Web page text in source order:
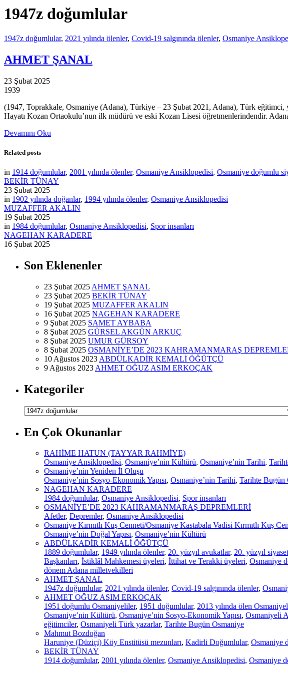
1947z doğumlular
1947z doğumlular, 2021 yılında ölenler, Covid-19 salgınında ölenler, Osmaniye
AHMET ŞANAL
23 Şubat 2025
1939
(1947, Toprakkale, Osmaniye (Adana), Türkiye – 23 Şubat 2021, Adana), Türk eğitimci,
Hayatı Kozan Ortaokulu’nun ilk müdürü ve eski Kozan Lisesi öğretmenlerindendir.
Devamını Oku
Related posts
in 1914 doğumlular, 2001 yılında ölenler, Osmaniye Ansiklopedisi, Osmaniye doğumlu
BEKİR TÜNAY
23 Şubat 2025
in 1902 yılında doğanlar, 1994 yılında ölenler, Osmaniye Ansiklopedisi
MUZAFFER AKALIN
19 Şubat 2025
in 1984 doğumlular, Osmaniye Ansiklopedisi, Spor insanları
NAGEHAN KARADERE
16 Şubat 2025
Son Eklenenler
23 Şubat 2025 AHMET ŞANAL
23 Şubat 2025 BEKİR TÜNAY
19 Şubat 2025 MUZAFFER AKALIN
16 Şubat 2025 NAGEHAN KARADERE
9 Şubat 2025 SAMET AYBABA
8 Şubat 2025 GÜRSEL AKGÜN ARKUÇ
8 Şubat 2025 UMUR GÜRSOY
8 Şubat 2025 OSMANİYE’DE 2023 KAHRAMANMARAŞ
10 Ağustos 2023 ABDÜLKADİR KEMALİ ÖĞÜTÇÜ
9 Ağustos 2023 AHMET OĞUZ ASIM ERKOÇAK
Kategoriler
Kategoriler
En Çok Okunanlar
RAHİME HATUN (TAYYAR RAHMİYE)
Osmaniye Ansiklopedisi, Osmaniye’nin Kültürü, Osmaniye’nin Tarihi,
Osmaniye’nin Yeniden İl Oluşu
Osmaniye’nin Sosyo-Ekonomik Yapısı, Osmaniye’nin Tarihi, Tarihte Bugün
NAGEHAN KARADERE
1984 doğumlular, Osmaniye Ansiklopedisi, Spor insanları
OSMANİYE’DE 2023 KAHRAMANMARAŞ DEPREMLERİ
Afetler, Depremler, Osmaniye Ansiklopedisi
Osmaniye Kırmıtlı Kuş Cenneti/Osmaniye Kastabala Vadisi Kırmıtlı Kuş
Osmaniye’nin Doğal Yapısı, Osmaniye’nin Kültürü
ABDÜLKADİR KEMALİ ÖĞÜTÇÜ
1889 doğumlular, 1949 yılında ölenler, 20. yüzyıl avukatlar, 20. yüzyıl
Başkanları, İstiklâl Mahkemesi üyeleri, İttihat ve Terakki üyeleri, Osmaniye
dönem Adana milletvekilleri
AHMET ŞANAL
1947z doğumlular, 2021 yılında ölenler, Covid-19 salgınında ölenler,
AHMET OĞUZ ASIM ERKOÇAK
1951 doğumlu Osmaniyeliler, 1951 doğumlular, 2013 yılında ölen
Osmaniye’nin Kültürü, Osmaniye’nin Sosyo-Ekonomik Yapısı, Osmaniyeli
eğitimciler, Osmaniyeli Türk yazarlar, Tarihte Bugün Osmaniye
Mahmut Bozdoğan
Haruniye (Düziçi) Köy Enstitüsü mezunları, Kadirli Doğumlular, Osmaniye
BEKİR TÜNAY
1914 doğumlular, 2001 yılında ölenler, Osmaniye Ansiklopedisi, Osmaniye